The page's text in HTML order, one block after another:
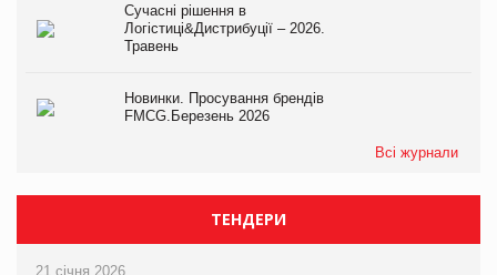
Сучасні рішення в
Логістиці&Дистрибуції – 2026.
Травень
Новинки. Просування брендів
FMCG.Березень 2026
Всі журнали
ТЕНДЕРИ
21 січня 2026